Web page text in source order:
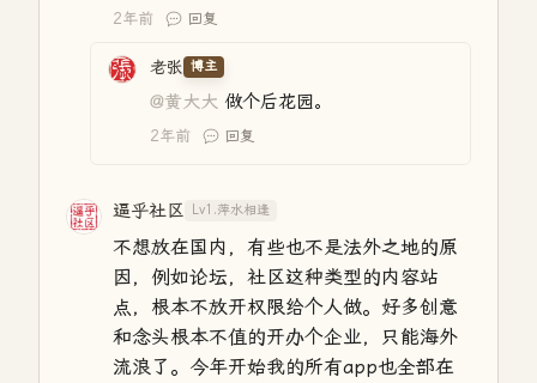
2年前 回复
老张 博主
@黄大大 做个后花园。
2年前 回复
逼乎社区 Lv1.萍水相逢
不想放在国内，有些也不是法外之地的原
因，例如论坛，社区这种类型的内容站
点，根本不放开权限给个人做。好多创意
和念头根本不值的开办个企业，只能海外
流浪了。今年开始我的所有app也全部在